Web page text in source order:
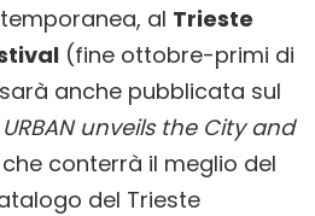
al Trieste
(fine ottobre-primi di
anche pubblicata sul
URBAN unveils the City and
conterrà il meglio del
del Trieste